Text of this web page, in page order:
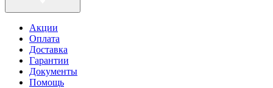
Акции
Оплата
Доставка
Гарантии
Документы
Помощь